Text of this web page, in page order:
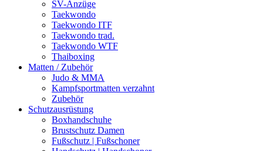
SV-Anzüge
Taekwondo
Taekwondo ITF
Taekwondo trad.
Taekwondo WTF
Thaiboxing
Matten / Zubehör
Judo & MMA
Kampfsportmatten verzahnt
Zubehör
Schutzausrüstung
Boxhandschuhe
Brustschutz Damen
Fußschutz | Fußschoner